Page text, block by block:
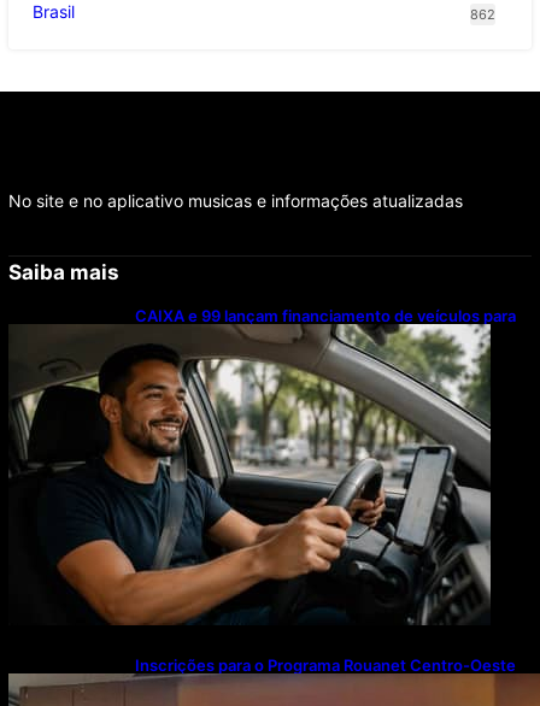
Brasil
862
No site e no aplicativo musicas e informações atualizadas
Saiba mais
CAIXA e 99 lançam financiamento de veículos para
motoristas parceiros; confira as regras
Inscrições para o Programa Rouanet Centro-Oeste
seguem abertas até 13 de agosto